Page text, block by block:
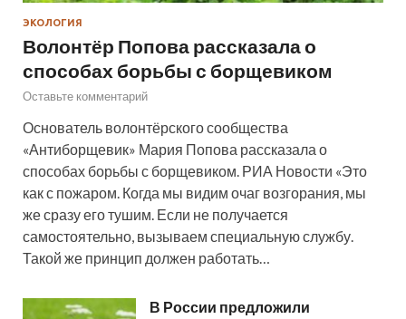
ЭКОЛОГИЯ
Волонтёр Попова рассказала о
способах борьбы с борщевиком
Оставьте комментарий
Основатель волонтёрского сообщества
«Антиборщевик» Мария Попова рассказала о
способах борьбы с борщевиком. РИА Новости «Это
как с пожаром. Когда мы видим очаг возгорания, мы
же сразу его тушим. Если не получается
самостоятельно, вызываем специальную службу.
Такой же принцип должен работать…
В России предложили